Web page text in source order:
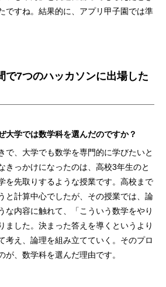
ですね。結果的に、アプリ甲子園では準
で7つのハッカソンに出場した
学では数学科を選んだのですか？
で、大学でも数学を専門的に学びたいと
きっかけになったのは、高校3年生のと
を先取りするような授業です。高校まで
と計算中心でしたが、その授業では、論
な内容に触れて、「こういう数学をやり
ました。決まった答えを導くというより
考え、論理を組み立てていく。そのプロ
が、数学科を選んだ理由です。